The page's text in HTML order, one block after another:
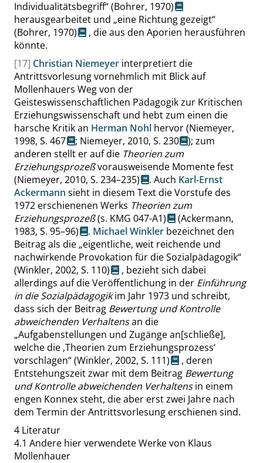
Individualitätsbegriff“(Bohrer, 1970)
herausgearbeitet und „eine Richtung gezeigt“
(Bohrer, 1970)
, die aus den Aporien herausführen
könnte.
[17] Christian Niemeyer interpretiert die
Antrittsvorlesung vornehmlich mit Blick auf
Mollenhauers Weg von der
Geisteswissenschaftlichen Pädagogik zur Kritischen
Erziehungswissenschaft und hebt zum einen die
harsche Kritik an Herman Nohl hervor (Niemeyer,
1998, S. 467 ; Niemeyer, 2010, S. 230
); zum
anderen stellt er auf die Theorien zum
Erziehungsprozeßvorausweisende Momente fest
(Niemeyer, 2010, S. 234–235) . Auch Karl-Ernst
Ackermann sieht in diesem Text die Vorstufe des
1972 erschienenen Werks Theorien zum
Erziehungsprozeß(s. KMG 047-A1)
(Ackermann,
1983, S. 95–96) . Michael Winklerbezeichnet den
Beitrag als die „eigentliche, weit reichende und
nachwirkende Provokation für die Sozialpädagogik“
(Winkler, 2002, S. 110)
, bezieht sich dabei
allerdings auf die Veröffentlichung in der Einführung
in die Sozialpädagogikim Jahr 1973 und schreibt,
dass sich der Beitrag Bewertung und Kontrolle
abweichenden Verhaltensan die
„Aufgabenstellungen und Zugänge an[schließe],
welche die ‚Theorien zum Erziehungsprozess‘
vorschlagen“(Winkler, 2002, S. 111)
, deren
Entstehungszeit zwar mit dem Beitrag Bewertung
und Kontrolle abweichenden Verhaltensin einem
engen Konnex steht, die aber erst zwei Jahre nach
dem Termin der Antrittsvorlesung erschienen sind.
4 Literatur
4.1 Andere hier verwendete Werke von Klaus
Mollenhauer